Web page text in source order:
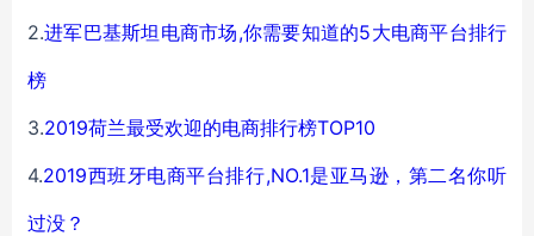
2.进军巴基斯坦电商市场,你需要知道的5大电商平台排行
榜
3.2019荷兰最受欢迎的电商排行榜TOP10
4.2019西班牙电商平台排行,NO.1是亚马逊，第二名你听
过没？